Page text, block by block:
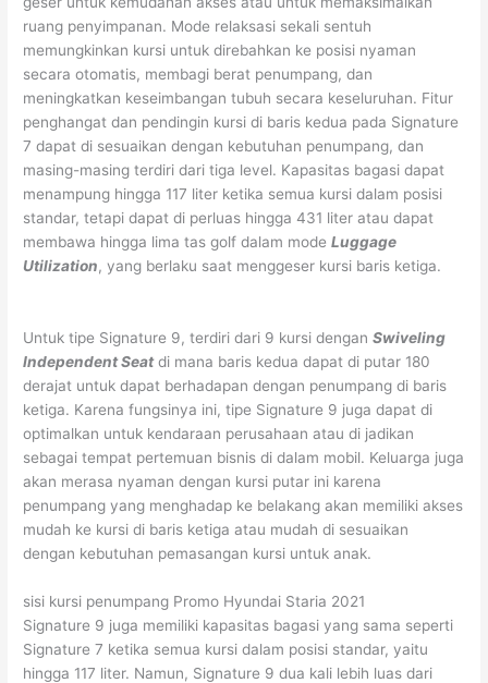
ruang penyimpanan. Mode relaksasi sekali sentuh
memungkinkan kursi untuk direbahkan ke posisi nyaman
secara otomatis, membagi berat penumpang, dan
meningkatkan keseimbangan tubuh secara keseluruhan. Fitur
penghangat dan pendingin kursi di baris kedua pada Signature
7 dapat di sesuaikan dengan kebutuhan penumpang, dan
masing-masing terdiri dari tiga level. Kapasitas bagasi dapat
menampung hingga 117 liter ketika semua kursi dalam posisi
standar, tetapi dapat di perluas hingga 431 liter atau dapat
membawa hingga lima tas golf dalam modeLuggage
Utilization, yang berlaku saat menggeser kursi baris ketiga.
Untuk tipe Signature 9, terdiri dari 9 kursi denganSwiveling
Independent Seatdi mana baris kedua dapat di putar 180
derajat untuk dapat berhadapan dengan penumpang di baris
ketiga. Karena fungsinya ini, tipe Signature 9 juga dapat di
optimalkan untuk kendaraan perusahaan atau di jadikan
sebagai tempat pertemuan bisnis di dalam mobil. Keluarga juga
akan merasa nyaman dengan kursi putar ini karena
penumpang yang menghadap ke belakang akan memiliki akses
mudah ke kursi di baris ketiga atau mudah di sesuaikan
dengan kebutuhan pemasangan kursi untuk anak.
sisi kursi penumpang Promo Hyundai Staria 2021
Signature 9 juga memiliki kapasitas bagasi yang sama seperti
Signature 7 ketika semua kursi dalam posisi standar, yaitu
hingga 117 liter. Namun, Signature 9 dua kali lebih luas dari